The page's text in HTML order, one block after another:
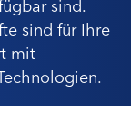
sind für Ihre
mit